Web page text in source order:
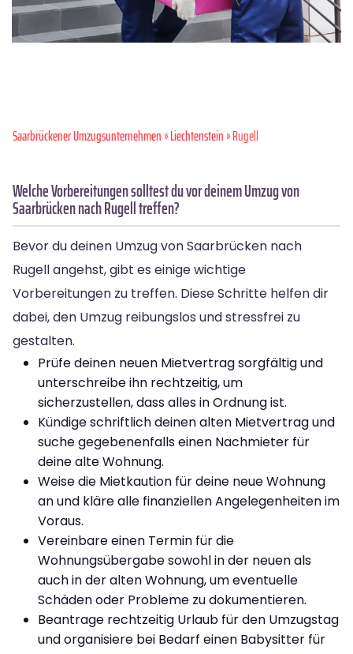
Saarbrückener Umzugsunternehmen»Liechtenstein» Rugell
Welche Vorbereitungen solltest du vor deinem Umzug von
Saarbrücken nach Rugell treffen?
Bevor du deinen Umzug von Saarbrücken nach
Rugell angehst, gibt es einige wichtige
Vorbereitungen zu treffen. Diese Schritte helfen dir
dabei, den Umzug reibungslos und stressfrei zu
gestalten.
Prüfe deinen neuen Mietvertrag sorgfältig und
unterschreibe ihn rechtzeitig, um
sicherzustellen, dass alles in Ordnung ist.
Kündige schriftlich deinen alten Mietvertrag und
suche gegebenenfalls einen Nachmieter für
deine alte Wohnung.
Weise die Mietkaution für deine neue Wohnung
an und kläre alle finanziellen Angelegenheiten im
Voraus.
Vereinbare einen Termin für die
Wohnungsübergabe sowohl in der neuen als
auch in der alten Wohnung, um eventuelle
Schäden oder Probleme zu dokumentieren.
Beantrage rechtzeitig Urlaub für den Umzugstag
und organisiere bei Bedarf einen Babysitter für